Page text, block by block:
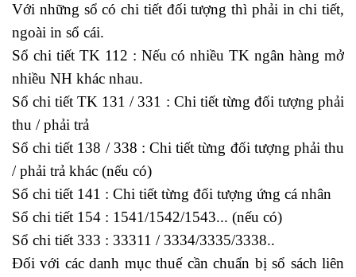
Với những sổ có chi tiết đối tượng thì phải in chi tiết,
ngoài in sổ cái.
Sổ chi tiết TK 112 : Nếu có nhiều TK ngân hàng mở
nhiều NH khác nhau.
Sổ chi tiết TK 131 / 331 : Chi tiết từng đối tượng phải
thu / phải trả
Sổ chi tiết 138 / 338 : Chi tiết từng đối tượng phải thu
/ phải trả khác (nếu có)
Sổ chi tiết 141 : Chi tiết từng đối tượng ứng cá nhân
Sổ chi tiết 154 : 1541/1542/1543... (nếu có)
Sổ chi tiết 333 : 33311 / 3334/3335/3338..
Đối với các danh mục thuế cần chuẩn bị sổ sách liên